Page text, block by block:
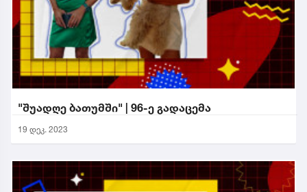
"შუადღე ბათუმში" | 96-ე გადაცემა
19 დეკ. 2023